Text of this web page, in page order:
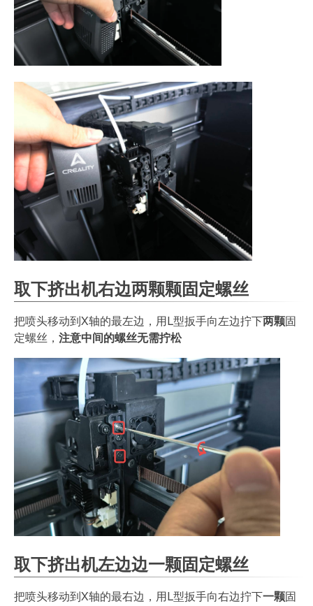
取下挤出机右边两颗颗固定螺丝
把喷头移动到X轴的最左边，用L型扳手向左边拧下两颗固
定螺丝， 注意中间的螺丝无需拧松
取下挤出机左边边一颗固定螺丝
把喷头移动到X轴的最右边，用L型扳手向右边拧下一颗固